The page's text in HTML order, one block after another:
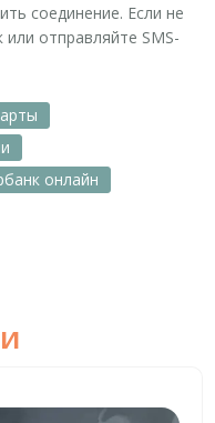
соединение. Если не
отправляйте SMS-
онлайн